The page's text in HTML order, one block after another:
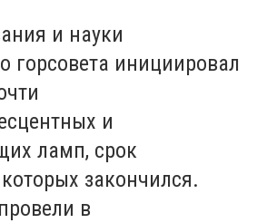
и науки
горсовета инициировал
и
ламп, срок
закончился.
в